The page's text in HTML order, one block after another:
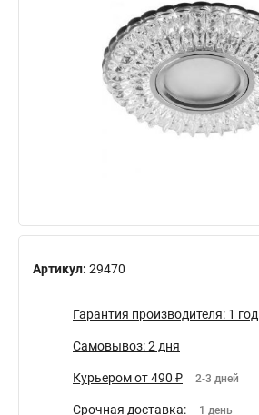
Артикул: 29470
Гарантия производителя: 1 год
Самовывоз: 2 дня
Курьером от 490 ₽ 2-3 дней
Срочная доставка: 1 день